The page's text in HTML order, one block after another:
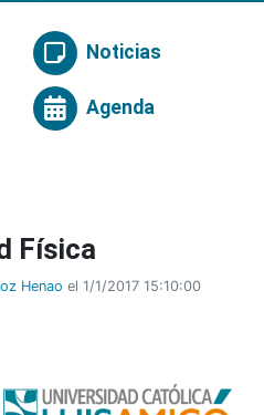
Noticias
Agenda
Física
Henao el 1/1/2017 15:10:00